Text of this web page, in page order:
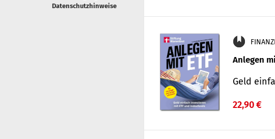
Datenschutzhinweise
Anlegen
Geld
22,90 €